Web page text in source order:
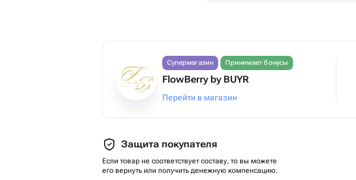
Супермагазин Принимает бонусы
FlowBerry by BUYR
Перейти в магазин
Защита покупателя
Если товар не соответствует составу, то вы можете
его вернуть или получить денежную компенсацию.